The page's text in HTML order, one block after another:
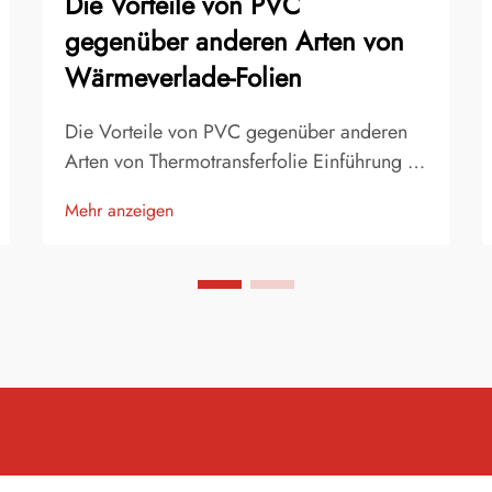
gegenüber anderen Arten von
Wärmeverlade-Folien
Die Vorteile von PVC gegenüber anderen
Arten von Thermotransferfolie Einführung in
ist eine der beliebtesten Methoden zur
Accessoires und Werbeartikeln. Es handelt
Mehr anzeigen